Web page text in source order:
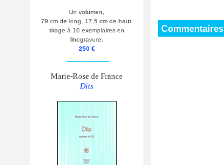
Un volumen,
79 cm de long, 17,5 cm de haut.
tirage à 10 exemplaires en
linogravure.
250 €
Marie-Rose de France
Dits
Commentaires